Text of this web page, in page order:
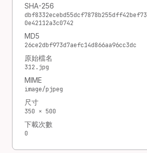
SHA-256
0e42112a3c0742
MD5
26ce2dbf973d7aefc14d866aa96cc3dc
原始檔名
312.jpg
MIME
image/pjpeg
尺寸
350 × 500
下載次數
0